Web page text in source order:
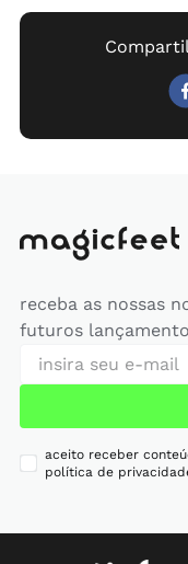
receba as nossas
futuros
aceito receber
política de